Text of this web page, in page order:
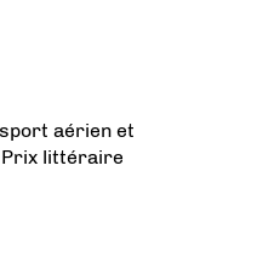
aérien et
Prix littéraire